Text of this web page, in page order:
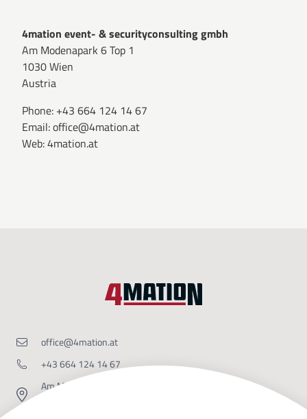
4mation event- & securityconsulting gmbh
Am Modenapark 6 Top 1
1030 Wien
Austria
Phone: +43 664 124 14 67
Email:office@4mation.at
Web:4mation.at
office@4mation.at
+43 664 124 14 67
Am Modenapark 6 Top 1,